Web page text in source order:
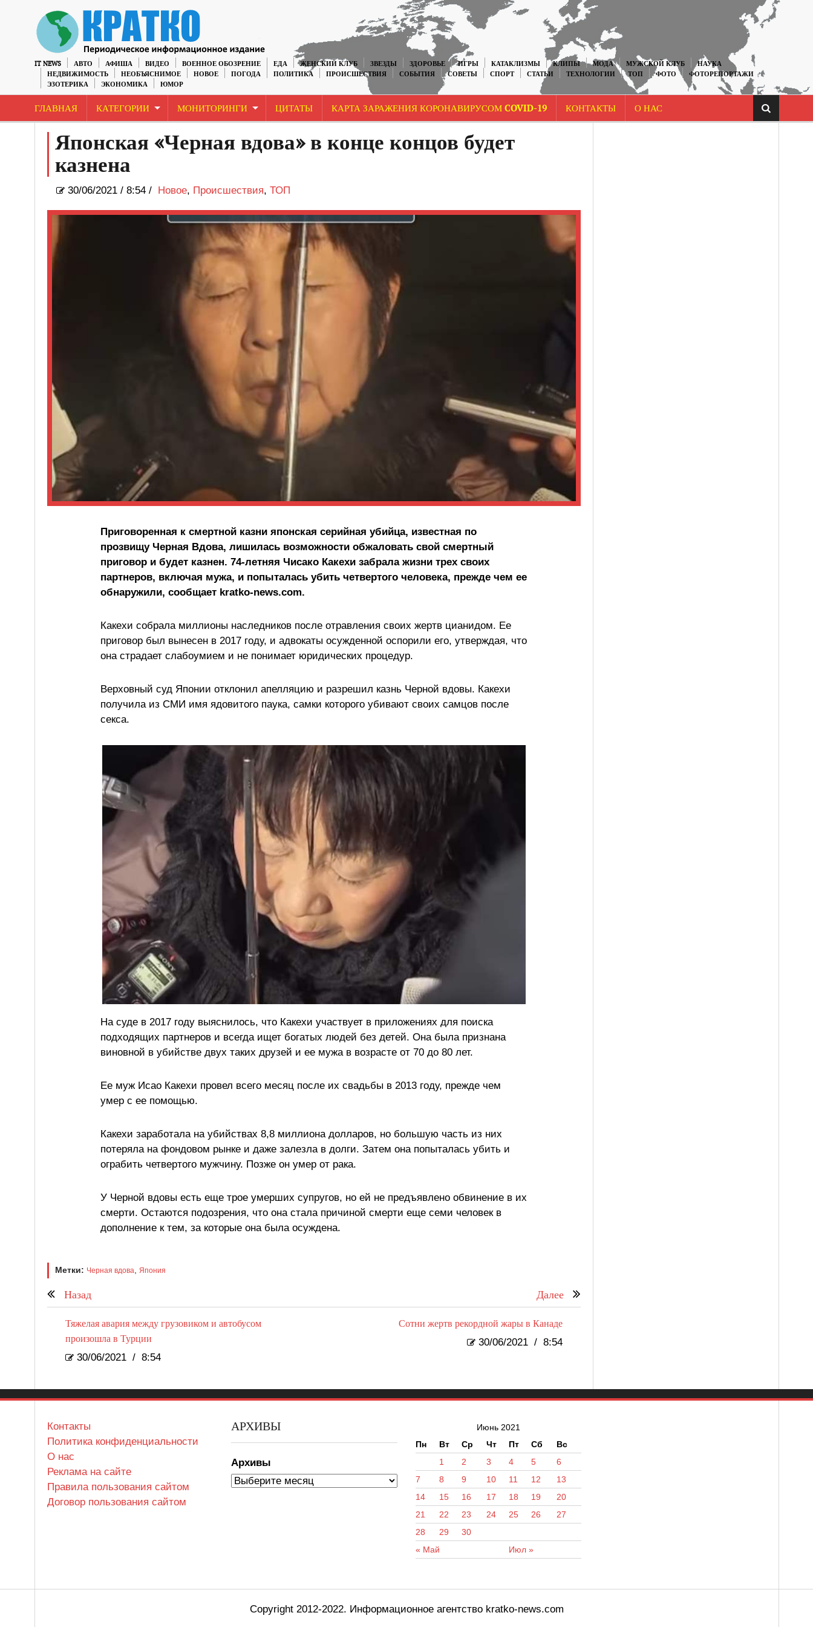
IT NEWS АВТО АФИША ВИДЕО ВОЕННОЕ ОБОЗРЕНИЕ ЕДА ЖЕНСКИЙ КЛУБ ЗВЕЗДЫ ЗДОРОВЬЕ ИГРЫ КАТАКЛИЗМЫ КЛИПЫ МОДА МУЖСКОЙ КЛУБ
НАУКА
НЕДВИЖИМОСТЬ
НЕОБЪЯСНИМОЕ НОВОЕ ПОГОДА ПОЛИТИКА ПРОИСШЕСТВИЯ СОБЫТИЯ СОВЕТЫ СПОРТ СТАТЬИ ТЕХНОЛОГИИ ТОП ФОТО
ФОТОРЕПОРТАЖИ
ЭЗОТЕРИКА
ЭКОНОМИКА ЮМОР
ГЛАВНАЯ КАТЕГОРИИ МОНИТОРИНГИ ЦИТАТЫ КАРТА ЗАРАЖЕНИЯ КОРОНАВИРУСОМ COVID-19 КОНТАКТЫ О НАС
Японская «Черная вдова» в конце концов будет
казнена
30/06/2021/ 8:54 / Новое, Происшествия, ТОП
Приговоренная к смертной казни японская серийная убийца, известная по
прозвищу Черная Вдова, лишилась возможности обжаловать свой смертный
приговор и будет казнен. 74-летняя Чисако Какехи забрала жизни трех своих
партнеров, включая мужа, и попыталась убить четвертого человека, прежде чем ее
обнаружили, сообщает kratko-news.com.
Какехи собрала миллионы наследников после отравления своих жертв цианидом. Ее
приговор был вынесен в 2017 году, и адвокаты осужденной оспорили его, утверждая, что
она страдает слабоумием и не понимает юридических процедур.
Верховный суд Японии отклонил апелляцию и разрешил казнь Черной вдовы. Какехи
получила из СМИ имя ядовитого паука, самки которого убивают своих самцов после
секса.
На суде в 2017 году выяснилось, что Какехи участвует в приложениях для поиска
подходящих партнеров и всегда ищет богатых людей без детей. Она была признана
виновной в убийстве двух таких друзей и ее мужа в возрасте от 70 до 80 лет.
Ее муж Исао Какехи провел всего месяц после их свадьбы в 2013 году, прежде чем
умер с ее помощью.
Какехи заработала на убийствах 8,8 миллиона долларов, но большую часть из них
потеряла на фондовом рынке и даже залезла в долги. Затем она попыталась убить и
ограбить четвертого мужчину. Позже он умер от рака.
У Черной вдовы есть еще трое умерших супругов, но ей не предъявлено обвинение в их
смерти. Остаются подозрения, что она стала причиной смерти еще семи человек в
дополнение к тем, за которые она была осуждена.
Метки: Черная вдова Япония
Назад Далее
Тяжелая авария между грузовиком и автобусом
произошла в Турции
30/06/2021 / 8:54
Сотни жертв рекордной жары в Канаде
30/06/2021 / 8:54
Контакты
Политика конфиденциальности
О нас
Реклама на сайте
Правила пользования сайтом
Договор пользования сайтом
АРХИВЫ
Архивы
Июнь 2021
Пн
Вт Ср Чт Пт Сб Вс
« Май Июл »
1 2 3 4 5
6
7
8 9 10 11 12
13
14
15 16 17 18 19
20
21
22 23 24 25 26
27
28
29 30
Copyright 2012-2022. Информационное агентство kratko-news.com